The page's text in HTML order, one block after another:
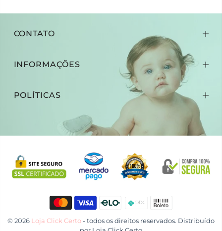
CONTATO
INFORMAÇÕES
POLÍTICAS
© 2026 Loja Click Certo- todos os direitos reservados. Distribuído